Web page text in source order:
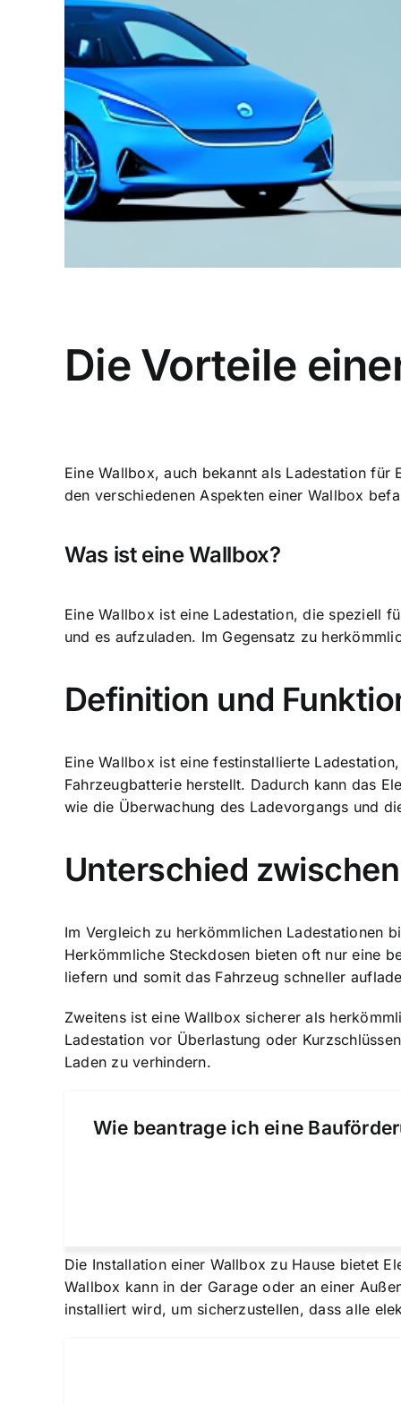
Die Vorteile
Eine Wallbox, auch bekannt als Ladestation
den verschiedenen Aspekten einer Wallbox
Was ist eine Wallbox?
Eine Wallbox ist eine Ladestation, die speziell
und es aufzuladen. Im Gegensatz zu
Definition und
Eine Wallbox ist eine festinstallierte
Fahrzeugbatterie herstellt. Dadurch kann das
wie die Überwachung des Ladevorgangs und
Unterschied
Im Vergleich zu herkömmlichen Ladestationen
Herkömmliche Steckdosen bieten oft nur eine
liefern und somit das Fahrzeug schneller
Zweitens ist eineWallbox sicherer als
Ladestation vor Überlastung oder
Laden zu verhindern.
Wie beantrage ich eine
Die Installation einer Wallbox zu Hause bietet
Wallbox kann in der Garage oder an einer
installiert wird, um sicherzustellen, dass alle